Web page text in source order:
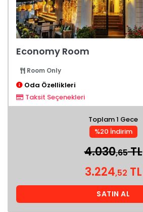
Economy Room
Room Only
Oda Özellikleri
Taksit Seçenekleri
Toplam 1 Gece
%20 İndirim
4.030,65TL
3.224,52 TL
SATIN AL